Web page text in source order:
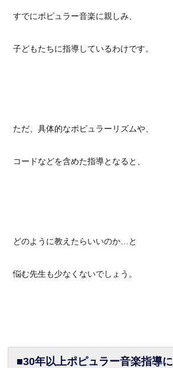
すでにポピュラー音楽に親しみ、
子どもたちに指導しているわけです。
ただ、具体的なポピュラーリズムや、
コードなどを含めた指導となると、
どのように教えたらいいのか…と
悩む先生も少なくないでしょう。
■30年以上ポピュラー音楽指導に